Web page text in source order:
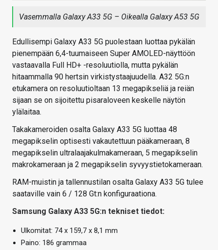
Vasemmalla Galaxy A33 5G – Oikealla Galaxy A53 5G
Edullisempi Galaxy A33 5G puolestaan luottaa pykälän
pienempään 6,4-tuumaiseen Super AMOLED-näyttöön
vastaavalla Full HD+ -resoluutiolla, mutta pykälän
hitaammalla 90 hertsin virkistystaajuudella. A32 5G:n
etukamera on resoluutioltaan 13 megapikseliä ja reiän
sijaan se on sijoitettu pisaraloveen keskelle näytön
ylälaitaa.
Takakameroiden osalta Galaxy A33 5G luottaa 48
megapikselin optisesti vakautettuun pääkameraan, 8
megapikselin ultralaajakulmakameraan, 5 megapikselin
makrokameraan ja 2 megapikselin syvyystietokameraan.
RAM-muistin ja tallennustilan osalta Galaxy A33 5G tulee
saataville vain 6 / 128 Gt:n konfiguraationa.
Samsung Galaxy A33 5G:n tekniset tiedot:
Ulkomitat: 74 x 159,7 x 8,1 mm
Paino: 186 grammaa